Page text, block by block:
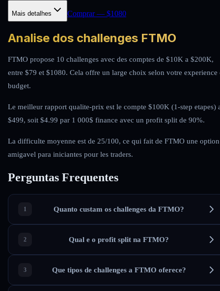
Mais detalhes Comprar— $1080
Analise dos challenges FTMO
FTMO propose 10 challenges avec des comptes de $10K a $200K,
entre $79 et $1080. Cela offre un large choix selon votre experience
budget.
Le meilleur rapport qualite-prix est le compte $100K (1-step etapes)
$499, soit $4.99 par 1 000$ finance avec un profit split de 90%.
La difficulte moyenne est de 25/100, ce qui fait de FTMO une option
amigavel para iniciantes pour les traders.
Perguntas Frequentes
Quanto custam os challenges da FTMO?
Qual e o profit split na FTMO?
Que tipos de challenges a FTMO oferece?